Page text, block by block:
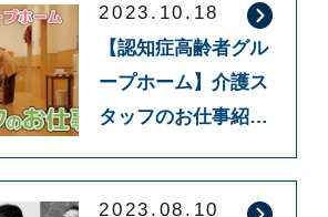
2023.10.18
【認知症高齢者グル
ープホーム】介護ス
タッフのお仕事紹介
た！
2023.08.10